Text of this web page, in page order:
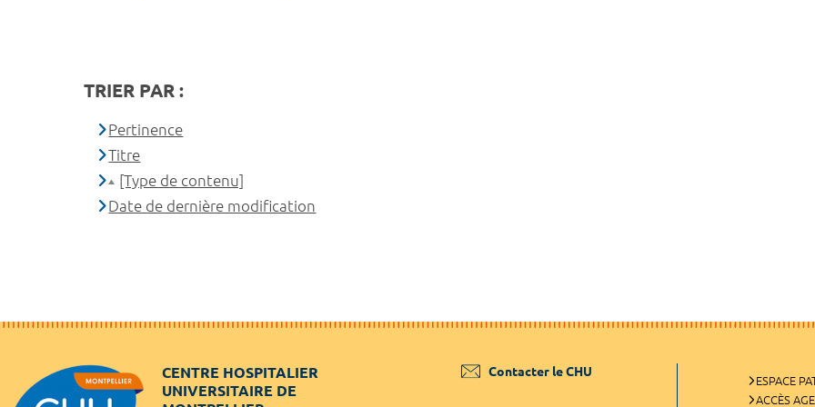
TRIER PAR :
Pertinence
Titre
[Type de contenu]
Date de dernière modification
CENTRE HOSPITALIER
UNIVERSITAIRE DE
Contacter le CHU
ESPACE
ACCÈS